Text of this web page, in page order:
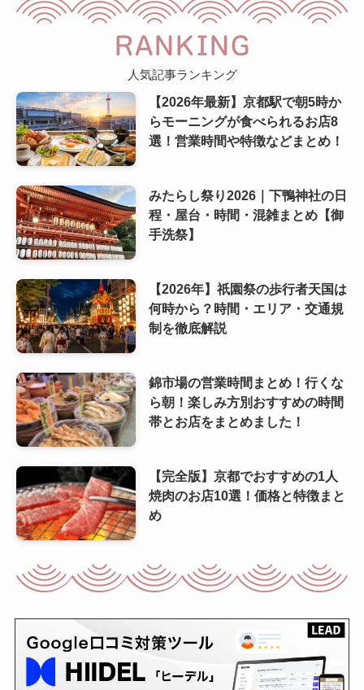
RANKING
人気記事ランキング
【2026年最新】京都駅で朝5時か
らモーニングが食べられるお店8
選！営業時間や特徴などまとめ！
みたらし祭り2026｜下鴨神社の日
程・屋台・時間・混雑まとめ【御
手洗祭】
【2026年】祇園祭の歩行者天国は
何時から？時間・エリア・交通規
制を徹底解説
錦市場の営業時間まとめ！行くな
ら朝！楽しみ方別おすすめの時間
帯とお店をまとめました！
【完全版】京都でおすすめの1人
焼肉のお店10選！価格と特徴まと
め